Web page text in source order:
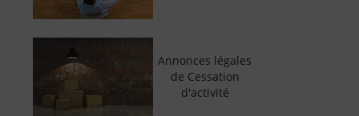
Annonces légales
de Cessation
d'activité